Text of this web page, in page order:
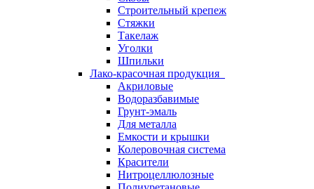
Строительный крепеж
Стяжки
Такелаж
Уголки
Шпильки
Лако-красочная продукция
Акриловые
Водоразбавимые
Грунт-эмаль
Для металла
Емкости и крышки
Колеровочная система
Красители
Нитроцеллюлозные